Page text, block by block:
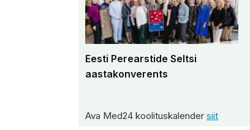
Eesti Perearstide Seltsi
aastakonverents
Ava Med24 koolituskalendersiit